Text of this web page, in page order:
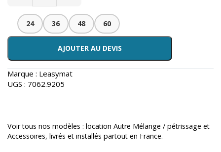
24 36 48 60
AJOUTER AU DEVIS
Marque : Leasymat
UGS : 7062.9205
Voir tous nos modèles : location Autre Mélange / pétrissage et
Accessoires, livrés et installés partout en France.